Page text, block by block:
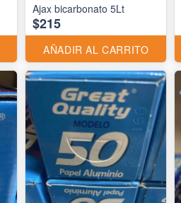
Ajax bicarbonato 5Lt
$215
AÑADIR AL CARRITO